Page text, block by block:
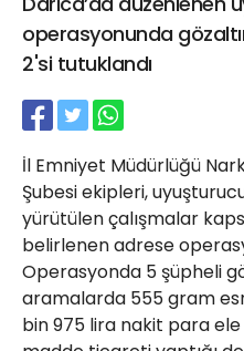
operasyonunda
2'si tutuklandı
İl Emniyet Müdürlüğü
Şubesi ekipleri,
yürütülen çalışmalar
belirlenen adrese
Operasyonda 5 şüpheli
aramalarda 555 gram
bin 975 lira nakit para
21